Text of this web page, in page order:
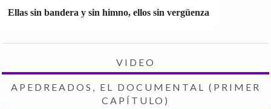
Ellas sin bandera y sin himno, ellos sin vergüenza
VIDEO
APEDREADOS, EL DOCUMENTAL (PRIMER
CAPÍTULO)